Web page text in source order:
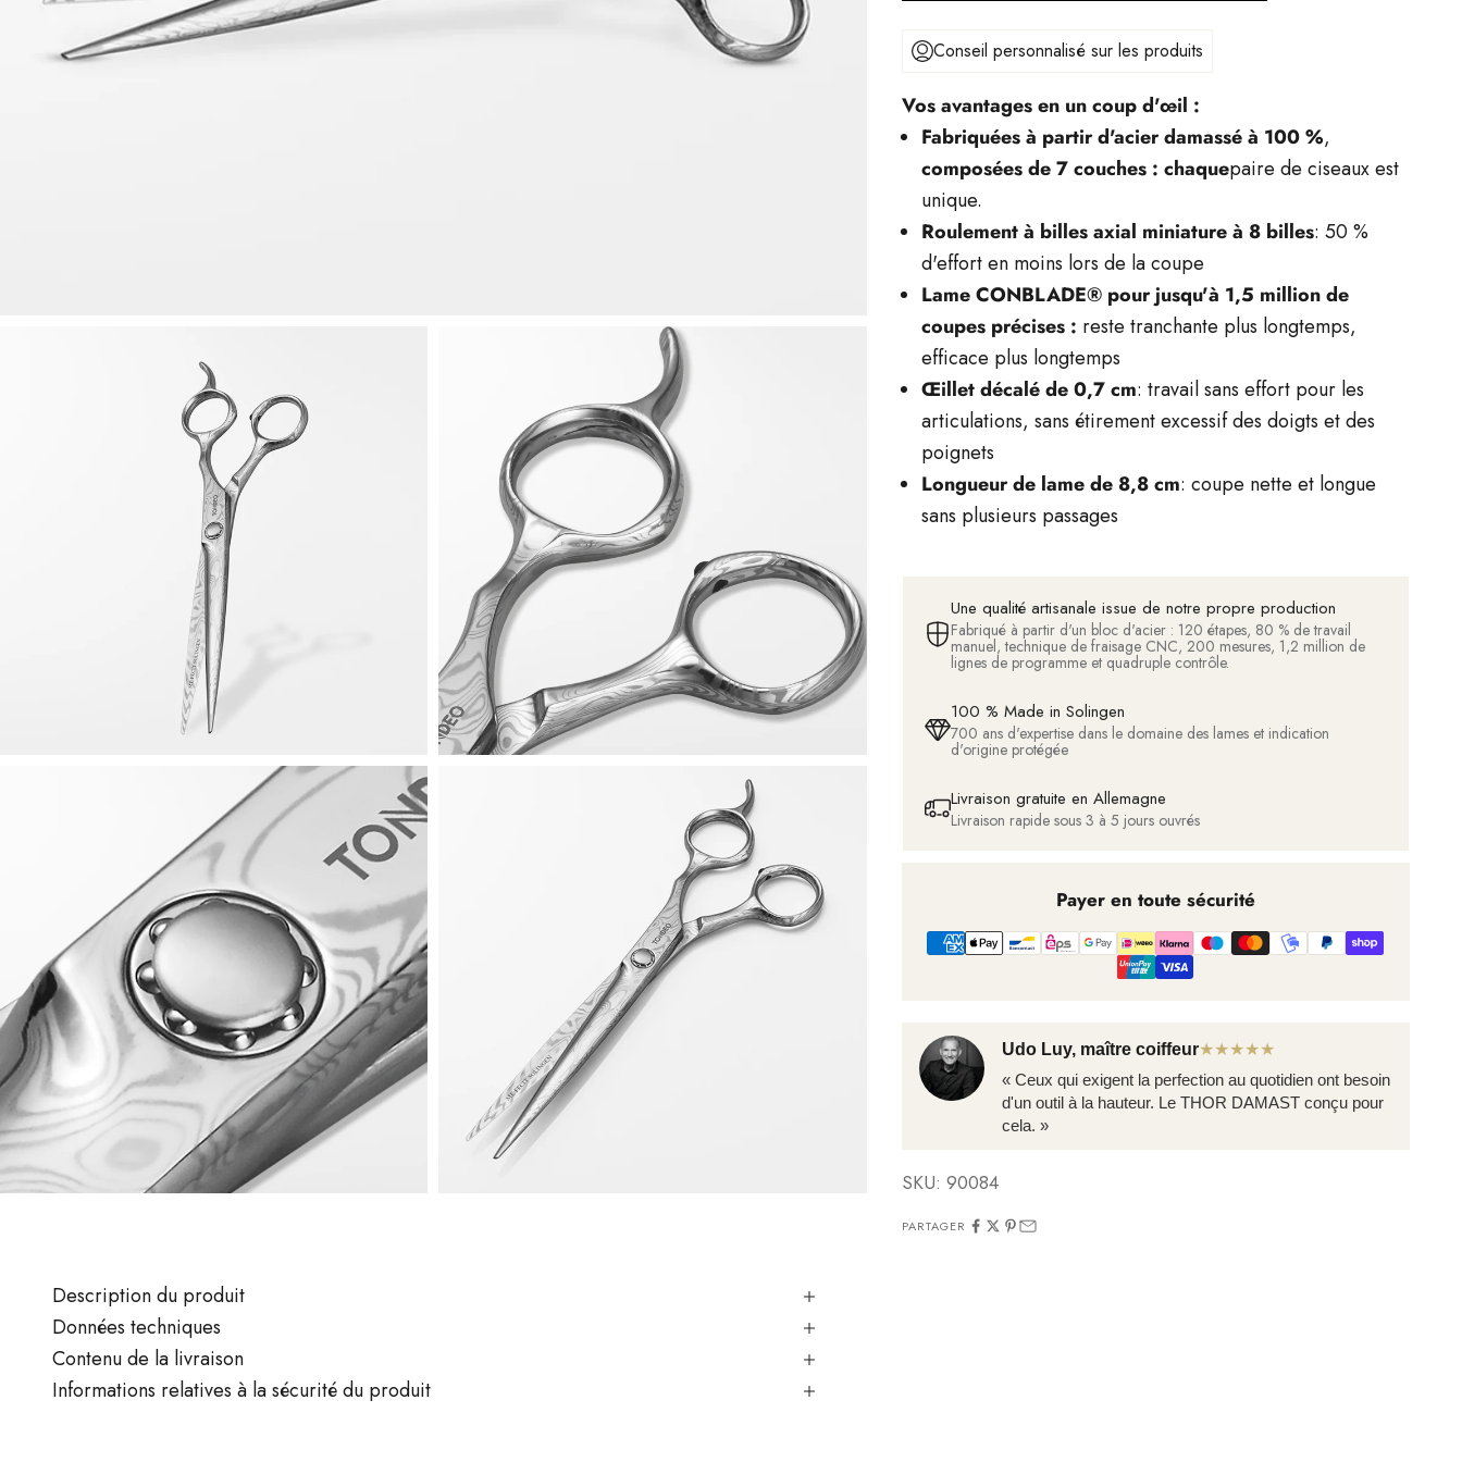
Conseil personnalisé sur les produits
Vos avantages en un coup d'œil :
Fabriquées à partir d'acier damassé à 100 %,
composées de 7 couches : chaquepaire de ciseaux est
unique.
Roulement à billes axial miniature à 8 billes: 50 %
d'effort en moins lors de la coupe
Lame CONBLADE® pour jusqu'à 1,5 million de
coupes précises : reste tranchante plus longtemps,
efficace plus longtemps
Œillet décalé de 0,7 cm: travail sans effort pour les
articulations, sans étirement excessif des doigts et des
poignets
Longueur de lame de 8,8 cm: coupe nette et longue
sans plusieurs passages
Une qualité artisanale issue de notre propre production
Fabriqué à partir d'un bloc d'acier : 120 étapes, 80 % de travail
manuel, technique de fraisage CNC, 200 mesures, 1,2 million de
lignes de programme et quadruple contrôle.
100 % Made in Solingen
700 ans d'expertise dans le domaine des lames et indication
d'origine protégée
Livraison gratuite en Allemagne
Livraison rapide sous 3 à 5 jours ouvrés
Payer en toute sécurité
Udo Luy, maître coiffeur★★★★★
« Ceux qui exigent la perfection au quotidien ont besoin
d'un outil à la hauteur. Le THOR DAMAST conçu pour
cela. »
SKU: 90084
PARTAGER
Description du produit
Données techniques
Contenu de la livraison
Informations relatives à la sécurité du produit